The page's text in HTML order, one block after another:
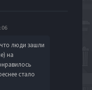
люди зашли
на
стало